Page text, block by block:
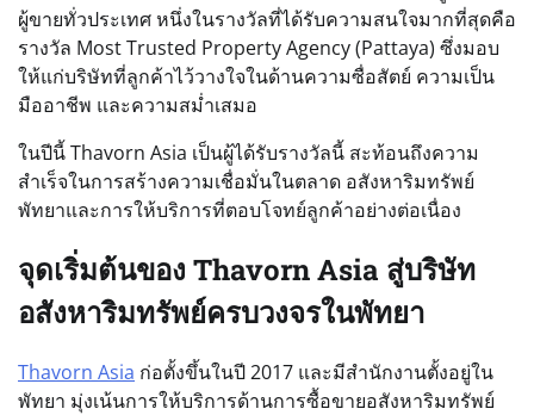
ผู้ขายทั่วประเทศ หนึ่งในรางวัลที่ได้รับความสนใจมากที่สุดคือ
รางวัล Most Trusted Property Agency (Pattaya) ซึ่งมอบ
ให้แก่บริษัทที่ลูกค้าไว้วางใจในด้านความซื่อสัตย์ ความเป็น
มืออาชีพ และความสม่ำเสมอ
ในปีนี้ Thavorn Asia เป็นผู้ได้รับรางวัลนี้ สะท้อนถึงความ
สำเร็จในการสร้างความเชื่อมั่นในตลาด อสังหาริมทรัพย์
พัทยาและการให้บริการที่ตอบโจทย์ลูกค้าอย่างต่อเนื่อง
จุดเริ่มต้นของ Thavorn Asia สู่บริษัท
อสังหาริมทรัพย์ครบวงจรในพัทยา
Thavorn Asia ก่อตั้งขึ้นในปี 2017 และมีสำนักงานตั้งอยู่ใน
พัทยา มุ่งเน้นการให้บริการด้านการซื้อขายอสังหาริมทรัพย์